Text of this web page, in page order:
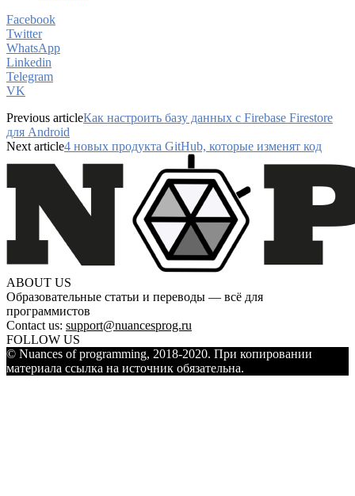
Facebook
Twitter
WhatsApp
Linkedin
Telegram
VK
Previous articleКак настроить базу данных с Firebase Firestore
для Android
Next article4 новых продукта GitHub, которые изменят код
ABOUT US
Образовательные статьи и переводы — всё для
программистов
Contact us: support@nuancesprog.ru
FOLLOW US
© Nuances of programming, 2018-2020. При копировании
материала ссылка на источник обязательна.